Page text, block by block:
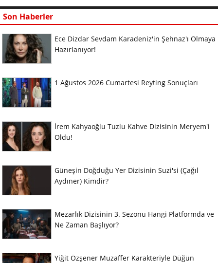
Son Haberler
Ece Dizdar Sevdam Karadeniz'in Şehnaz'ı Olmaya
Hazırlanıyor!
1 Ağustos 2026 Cumartesi Reyting Sonuçları
İrem Kahyaoğlu Tuzlu Kahve Dizisinin Meryem'i
Oldu!
Güneşin Doğduğu Yer Dizisinin Suzi'si (Çağıl
Aydıner) Kimdir?
Mezarlık Dizisinin 3. Sezonu Hangi Platformda ve
Ne Zaman Başlıyor?
Yiğit Özşener Muzaffer Karakteriyle Düğün